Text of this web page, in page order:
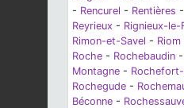
- Rencurel - Rentières -
Reyrieux - Rignieux-le-
Rimon-et-Savel - Riom
Roche - Rochebaudin -
Montagne -
Rochegude -
Béconne -